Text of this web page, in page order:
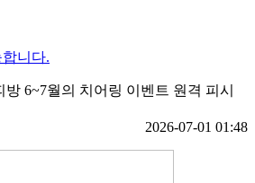
니다.
방 6~7월의 치어링 이벤트 원격 피시
2026-07-01 01:48